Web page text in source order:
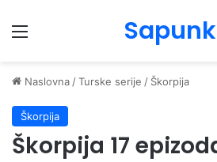
Menu
Naslovna /Turske serije / Škorpija
Škorpija
Škorpija 17